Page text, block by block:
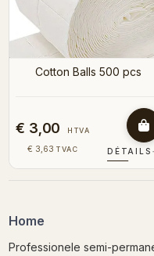
Cotton Balls 500 pcs
€ 3,00 HTVA
€ 3,63 TVAC DÉTAILS
Home
Professionele semi-